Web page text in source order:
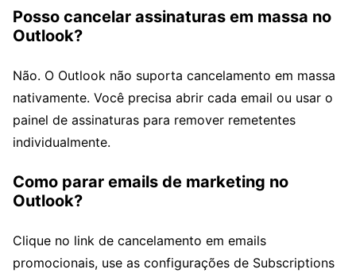
Posso cancelar assinaturas em massa no
Outlook?
Não. O Outlook não suporta cancelamento em massa
nativamente. Você precisa abrir cada email ou usar o
painel de assinaturas para remover remetentes
individualmente.
Como parar emails de marketing no
Outlook?
Clique no link de cancelamento em emails
promocionais, use as configurações de Subscriptions